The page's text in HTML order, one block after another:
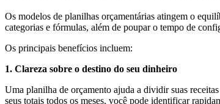
Os modelos de planilhas orçamentárias atingem o
categorias e fórmulas, além de poupar o tempo de
Os principais benefícios incluem:
1. Clareza sobre o destino do seu dinheiro
Uma planilha de orçamento ajuda a dividir suas
seus totais todos os meses, você pode identificar